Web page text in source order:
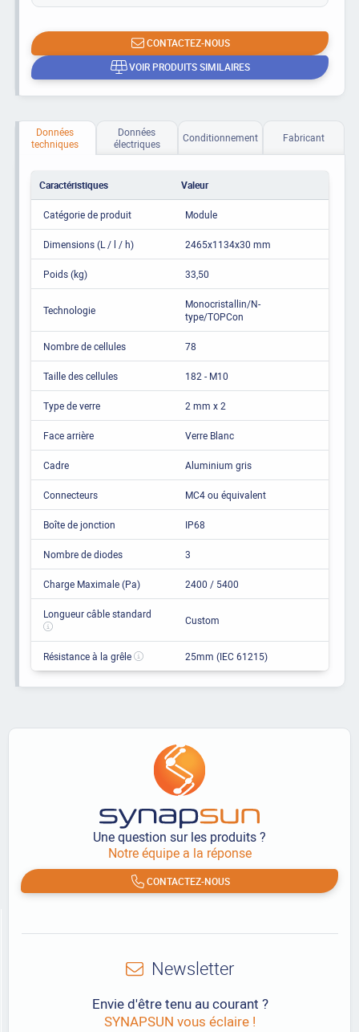
CONTACTEZ-NOUS
VOIR PRODUITS SIMILAIRES
Données
techniques
Données
électriques
Conditionnement Fabricant
Caractéristiques Valeur
Catégorie de produit Module
Dimensions (L / l / h) 2465x1134x30 mm
Poids (kg) 33,50
Technologie
Monocristallin/N-
type/TOPCon
Nombre de cellules 78
Taille des cellules 182 - M10
Type de verre 2 mm x 2
Face arrière Verre Blanc
Cadre Aluminium gris
Connecteurs MC4 ou équivalent
Boîte de jonction IP68
Nombre de diodes 3
Charge Maximale (Pa) 2400 / 5400
Longueur câble standard Custom
Résistance à la grêle 25mm (IEC 61215)
Une question sur les produits ?
Notre équipe a la réponse
CONTACTEZ-NOUS
Newsletter
Envie d'être tenu au courant ?
SYNAPSUN vous éclaire !